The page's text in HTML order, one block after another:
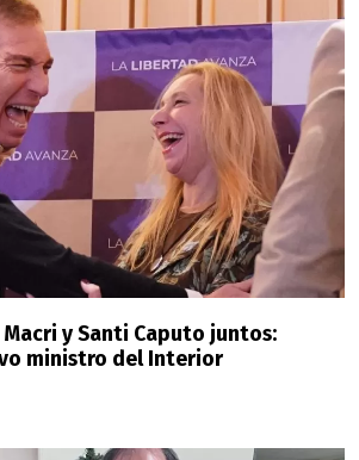
Macri y Santi Caputo juntos:
ministro del Interior